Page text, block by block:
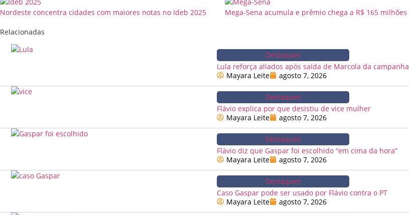
Nordeste concentra cidades com maiores notas no Ideb 2025 Mega-Sena acumula e prêmio chega a R$ 165 milhões
Relacionadas
Destaques
Lula reforça aliados após saída de Marcola da campanha
Mayara Leite
agosto 7, 2026
Destaques
Flávio explica por que desistiu de vice mulher
Mayara Leite
agosto 7, 2026
Destaques
Flávio diz que Gaspar foi escolhido “em cima da hora”
Mayara Leite
agosto 7, 2026
Destaques
Caso Gaspar pode ser usado por Flávio contra o PT
Mayara Leite
agosto 7, 2026